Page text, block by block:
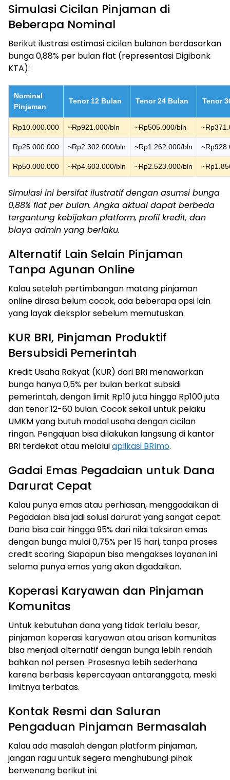
Simulasi Cicilan Pinjaman di
Beberapa Nominal
Berikut ilustrasi estimasi cicilan bulanan berdasarkan
bunga 0,88% per bulan flat (representasi Digibank
KTA):
Nominal
Pinjaman
Tenor 12 Bulan Tenor 24 Bulan Tenor
Rp10.000.000 ~Rp921.000/bln ~Rp505.000/bln
Rp25.000.000 ~Rp2.302.000/bln ~Rp1.262.000/bln
Rp50.000.000 ~Rp4.603.000/bln ~Rp2.523.000/bln
Simulasi ini bersifat ilustratif dengan asumsi bunga
0,88% flat per bulan. Angka aktual dapat berbeda
tergantung kebijakan platform, profil kredit, dan
biaya admin yang berlaku.
Alternatif Lain Selain Pinjaman
Tanpa Agunan Online
Kalau setelah pertimbangan matang pinjaman
online dirasa belum cocok, ada beberapa opsi lain
yang layak dieksplor sebelum memutuskan.
KUR BRI, Pinjaman Produktif
Bersubsidi Pemerintah
Kredit Usaha Rakyat (KUR) dari BRI menawarkan
bunga hanya 0,5% per bulan berkat subsidi
pemerintah, dengan limit Rp10 juta hingga Rp100 juta
dan tenor 12-60 bulan. Cocok sekali untuk pelaku
UMKM yang butuh modal usaha dengan cicilan
ringan. Pengajuan bisa dilakukan langsung di kantor
BRI terdekat atau melaluiaplikasi BRImo.
Gadai Emas Pegadaian untuk Dana
Darurat Cepat
Kalau punya emas atau perhiasan, menggadaikan di
Pegadaian bisa jadi solusi darurat yang sangat cepat.
Dana bisa cair hingga 95% dari nilai taksiran emas
dengan bunga mulai 0,75% per 15 hari, tanpa proses
credit scoring. Siapapun bisa mengakses layanan ini
selama punya emas yang akan digadaikan.
Koperasi Karyawan dan Pinjaman
Komunitas
Untuk kebutuhan dana yang tidak terlalu besar,
pinjaman koperasi karyawan atau arisan komunitas
bisa menjadi alternatif dengan bunga lebih rendah
bahkan nol persen. Prosesnya lebih sederhana
karena berbasis kepercayaan antaranggota, meski
limitnya terbatas.
Kontak Resmi dan Saluran
Pengaduan Pinjaman Bermasalah
Kalau ada masalah dengan platform pinjaman,
jangan ragu untuk segera menghubungi pihak
berwenang berikut ini.